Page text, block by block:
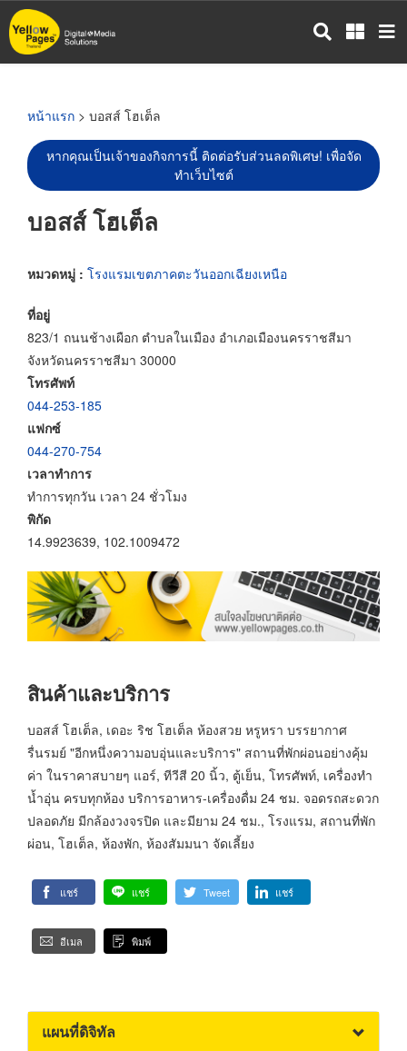
ข้าม
ไป
หน้าแรก > บอสส์ โฮเต็ล
หากคุณเป็นเจ้าของกิจการนี้ ติดต่อรับส่วนลดพิเศษ! เพื่อจัด
ทำเว็บไซต์
บอสส์ โฮเต็ล
หมวดหมู่ : โรงแรมเขตภาคตะวันออกเฉียงเหนือ
ที่อยู่
823/1 ถนนช้างเผือก ตำบลในเมือง อำเภอเมืองนครราชสีมา
จังหวัดนครราชสีมา 30000
โทรศัพท์
044-253-185
แฟกซ์
044-270-754
เวลาทำการ
ทำการทุกวัน เวลา 24 ชั่วโมง
พิกัด
14.9923639, 102.1009472
สินค้าและบริการ
บอสส์ โฮเต็ล, เดอะ ริช โฮเต็ล ห้องสวย หรูหรา บรรยากาศ
รื่นรมย์ "อีกหนึ่งความอบอุ่นและบริการ" สถานที่พักผ่อนอย่างคุ้ม
ค่า ในราคาสบายๆ แอร์, ทีวีสี 20 นิ้ว, ตู้เย็น, โทรศัพท์, เครื่องทำ
น้ำอุ่น ครบทุกห้อง บริการอาหาร-เครื่องดื่ม 24 ชม. จอดรถสะดวก
ปลอดภัย มีกล้องวงจรปิด และมียาม 24 ชม., โรงแรม, สถานที่พัก
ผ่อน, โฮเต็ล, ห้องพัก, ห้องสัมมนา จัดเลี้ยง
แชร์ แชร์ Tweet แชร์
อีเมล พิมพ์
แผนที่ดิจิทัล